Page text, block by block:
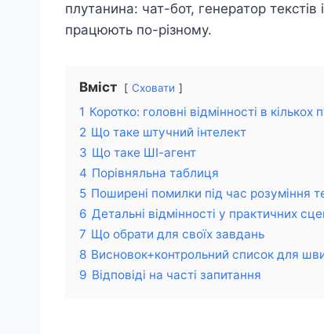
плутанина: чат-бот, генератор
працюють по-різному.
Вміст Сховати
1 Коротко: головні відмінності в кількох
2 Що таке штучний інтелект
3 Що таке ШІ-агент
4 Порівняльна таблиця
5 Поширені помилки під час розуміння
6 Детальні відмінності у практичних
7 Що обрати для своїх завдань
8 Висновок+контрольний список для
9 Відповіді на часті запитання